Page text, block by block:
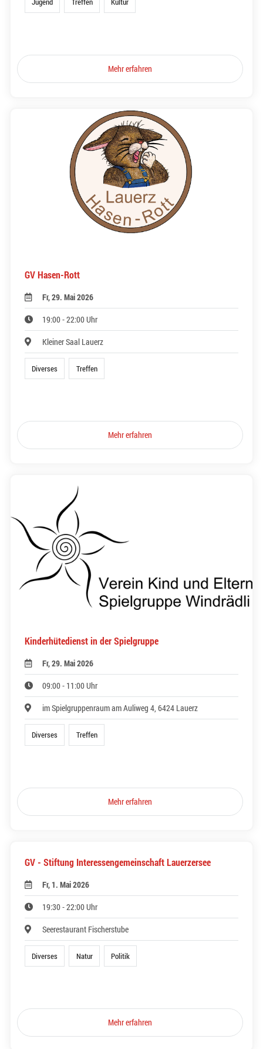
Jugend Treffen Kultur
Mehr erfahren
GV Hasen-Rott
Fr, 29. Mai 2026
19:00 - 22:00 Uhr
Kleiner Saal Lauerz
Diverses Treffen
Mehr erfahren
Kinderhütedienst in der Spielgruppe
Fr, 29. Mai 2026
09:00 - 11:00 Uhr
im Spielgruppenraum am Auliweg 4, 6424 Lauerz
Diverses Treffen
Mehr erfahren
GV - Stiftung Interessengemeinschaft Lauerzersee
Fr, 1. Mai 2026
19:30 - 22:00 Uhr
Seerestaurant Fischerstube
Diverses Natur Politik
Mehr erfahren